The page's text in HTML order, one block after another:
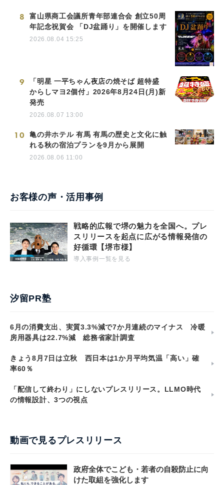
8
富山県商工会議所青年部連合会 創立50周
年記念祝賀会 「DJ盆踊り」を開催します
2026.08.04 15:25
9
「明星 一平ちゃん夜店の焼そば 超特盛
からしマヨ2個付」2026年8月24日(月)新
発売
2026.08.07 13:00
10
亀の井ホテル 有馬 有馬の歴史と文化に触
れる秋の宿泊プランを9月から展開
2026.08.06 11:00
お客様の声・活用事例
戦略的広報で堺の魅力を全国へ。プレ
スリリースを起点に広がる情報発信の
好循環【堺市様】
導入事例一覧を見る
汐留PR塾
6月の消費支出、実質3.3%減で7か月連続のマイナス 冷暖
房用器具は22.7%減 総務省家計調査
きょう8月7日は立秋 西日本は1か月平均気温「高い」確
率60％
「配信して終わり」にしないプレスリリース。LLMO時代
の情報設計、3つの視点
動画で見るプレスリリース
政府全体でこども・若者の自殺防止に向
けた取組を強化します